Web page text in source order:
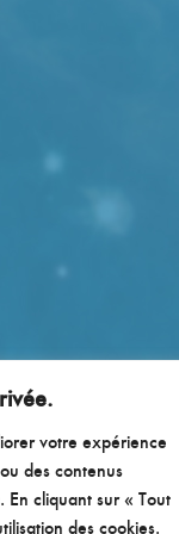
votre expérience
des contenus
En cliquant sur « Tout
des cookies.